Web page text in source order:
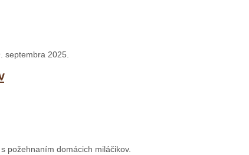
septembra 2025.
požehnaním domácich miláčikov.